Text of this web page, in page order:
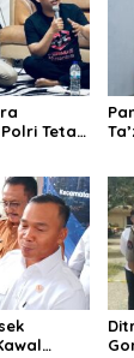
Tetap